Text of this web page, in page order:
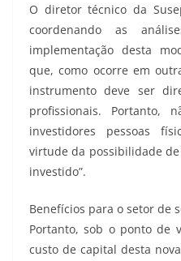
O diretor técnico da
coordenando as
implementação desta
que, como ocorre em
instrumento deve ser
profissionais. Portanto,
investidores pessoas
virtude da possibilidade
investido”.
Benefícios para o setor de
Portanto, sob o ponto de
custo de capital desta